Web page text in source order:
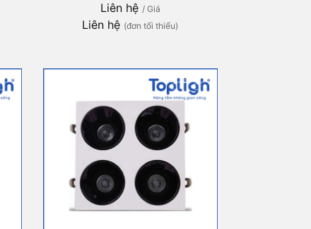
Liên hệ / Giá
Liên hệ (đơn tối thiểu)